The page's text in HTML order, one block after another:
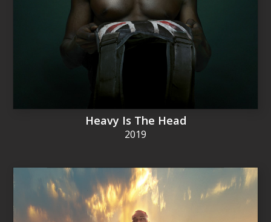
Heavy Is The Head
2019